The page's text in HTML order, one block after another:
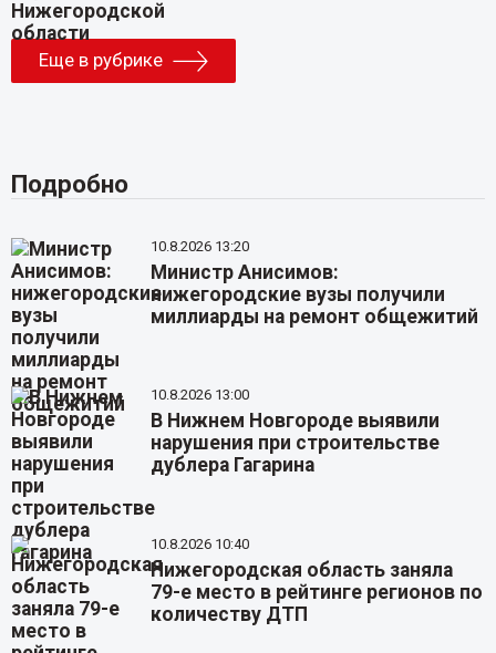
Еще в рубрике
Подробно
10.8.2026 13:20
Министр Анисимов:
нижегородские вузы получили
миллиарды на ремонт общежитий
10.8.2026 13:00
В Нижнем Новгороде выявили
нарушения при строительстве
дублера Гагарина
10.8.2026 10:40
Нижегородская область заняла
79-е место в рейтинге регионов по
количеству ДТП